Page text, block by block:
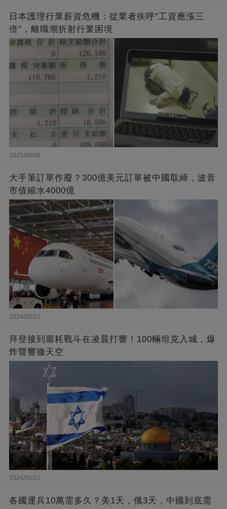
日本護理行業薪資危機：從業者疾呼"工資應漲三
倍"，離職潮折射行業困境
2025/08/08
大手筆訂單作廢？300億美元訂單被中國取締，波音
市值縮水4000億
2024/05/21
拜登接到噩耗戰斗在凌晨打響！100輛坦克入城，爆
炸聲響徹天空
2024/05/21
各國運兵10萬需多久？美1天，俄3天，中國到底需